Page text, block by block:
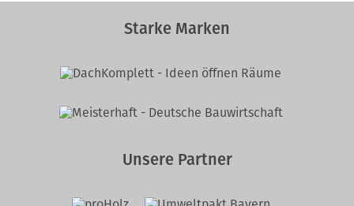
Starke Marken
Unsere Partner